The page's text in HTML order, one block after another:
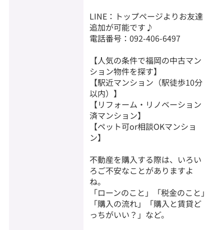
LINE：トップページよりお友達
追加が可能です♪
電話番号：092-406-6497
【人気の条件で福岡の中古マン
ション物件を探す】
【駅近マンション（駅徒歩10分
以内）】
【リフォーム・リノベーション
済マンション】
【ペット可or相談OKマンショ
ン】
不動産を購入する際は、いろい
ろご不安なことがありますよ
ね。
「ローンのこと」「税金のこと」
「購入の流れ」「購入と賃貸ど
っちがいい？」など。